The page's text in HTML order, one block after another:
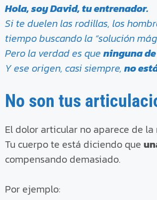
Hola, soy David, tu entrenador.
Si te duelen las rodillas, los
tiempo buscando la “solución
Pero la verdad es queninguna
Y ese origen, casi siempre,no
No son tus
El dolor articular no aparece de la
Tu cuerpo te está diciendo que
compensando demasiado.
Por ejemplo: